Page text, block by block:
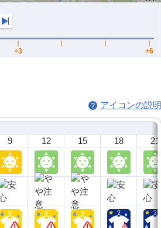
アイコンの説明
9 12 15 18 21